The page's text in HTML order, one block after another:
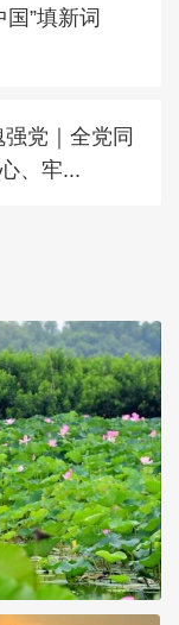
国”填新词
强党｜全党同
、牢...